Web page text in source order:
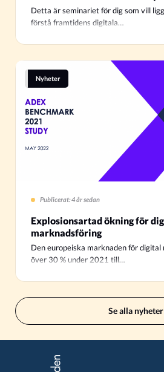
Detta är seminariet för dig som vill
förstå framtidens digitala…
Nyheter
Publicerat: 4 år sedan
Explosionsartad ökning för
marknadsföring
Den europeiska marknaden för digital
över 30 % under 2021 till…
Se alla nyheter